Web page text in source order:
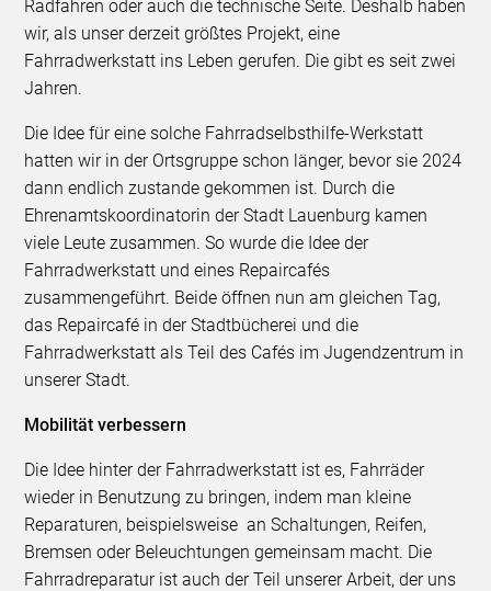
Radfahren oder auch die technische Seite. Deshalb haben
wir, als unser derzeit größtes Projekt, eine
Fahrradwerkstatt ins Leben gerufen. Die gibt es seit zwei
Jahren.
Die Idee für eine solche Fahrradselbsthilfe-Werkstatt
hatten wir in der Ortsgruppe schon länger, bevor sie 2024
dann endlich zustande gekommen ist. Durch die
Ehrenamtskoordinatorin der Stadt Lauenburg kamen
viele Leute zusammen. So wurde die Idee der
Fahrradwerkstatt und eines Repaircafés
zusammengeführt. Beide öffnen nun am gleichen Tag,
das Repaircafé in der Stadtbücherei und die
Fahrradwerkstatt als Teil des Cafés im Jugendzentrum in
unserer Stadt.
Mobilität verbessern
Die Idee hinter der Fahrradwerkstatt ist es, Fahrräder
wieder in Benutzung zu bringen, indem man kleine
Reparaturen, beispielsweise an Schaltungen, Reifen,
Bremsen oder Beleuchtungen gemeinsam macht. Die
Fahrradreparatur ist auch der Teil unserer Arbeit, der uns